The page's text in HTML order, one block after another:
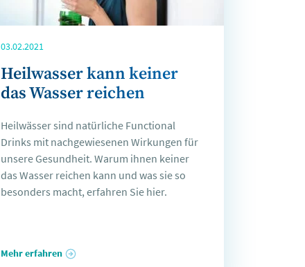
03.02.2021
Heilwasser kann keiner
das Wasser reichen
Heilwässer sind natürliche Functional
Drinks mit nachgewiesenen Wirkungen für
unsere Gesundheit. Warum ihnen keiner
das Wasser reichen kann und was sie so
besonders macht, erfahren Sie hier.
Mehr erfahren